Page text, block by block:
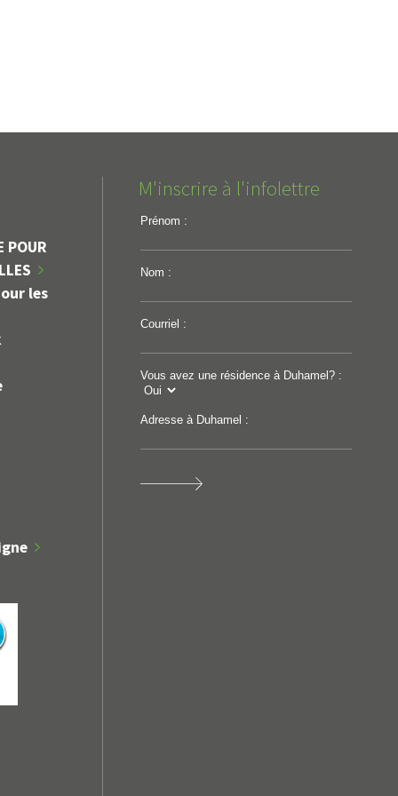
POUR
les
M'inscrire à l'infolettre
Prénom :
Nom :
Courriel :
Vous avez une résidence à Duhamel? :
Adresse à Duhamel :